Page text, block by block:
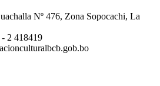
Nº 476, Zona Sopocachi, La
2 418419